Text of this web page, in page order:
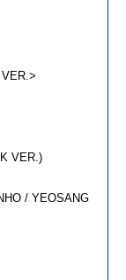
VER.)
/ YEOSANG